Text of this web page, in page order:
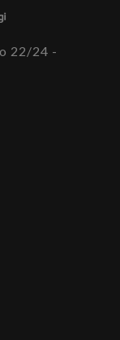
22/24 -